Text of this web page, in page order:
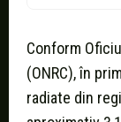
Conform
(ONRC), în
radiate din